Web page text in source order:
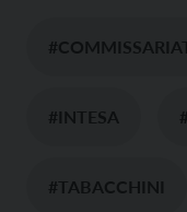
#INTESA
#TABACCHINI